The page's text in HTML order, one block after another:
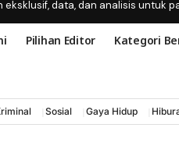
eksklusif, data, dan analisis untuk
Pilihan Editor Kategori
Sosial Gaya Hidup